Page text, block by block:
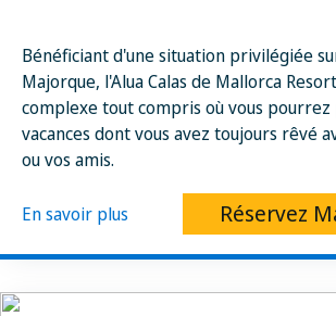
Bénéficiant d'une situation privilégiée
Majorque, l'Alua Calas de Mallorca
complexe tout compris où vous pourrez
vacances dont vous avez toujours rêvé
ou vos amis.
En savoir plus Réservez